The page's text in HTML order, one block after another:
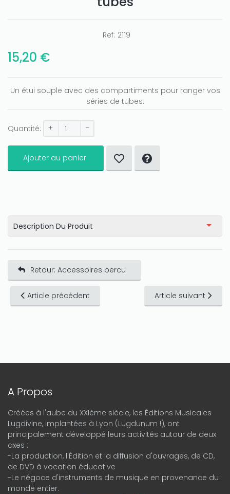
Ref: 2119
15,20 €
Un étui souple avec des compartiments pour ranger vos
séries de tubes.
Quantité: + -
Ajouter au panier
Description Du Produit
Retour: Accessoires percu
Article précédent Article suivant
A Propos
Créées à l'aube du XXIème siècle, les Éditions Musicales
Lugdivine, implantées à Lyon (Lugdunum !), ont
principalement développé leurs activités autour de deux
axes :
-La production, l'Édition et la diffusion d'ouvrages, de CD,
de DVD à vocation éducative
-Le négoce d'instruments de musique en provenance du
monde entier.